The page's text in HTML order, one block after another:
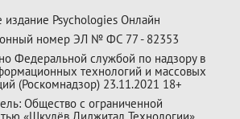
издание Psychologies Онлайн
номер ЭЛ № ФС 77 - 82353
Федеральной службой по надзору в
технологий и массовых
(Роскомнадзор) 23.11.2021 18+
Общество с ограниченной